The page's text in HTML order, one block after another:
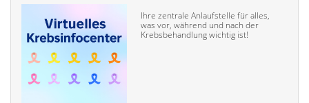
Ihre zentrale Anlaufstelle für alles,
was vor, während und nach der
Krebsbehandlung wichtig ist!